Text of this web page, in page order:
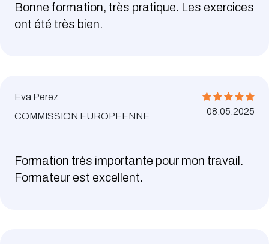
Bonne formation, très pratique. Les exercices
ont été très bien.
Eva Perez
COMMISSION EUROPEENNE
08.05.2025
Formation très importante pour mon travail.
Formateur est excellent.